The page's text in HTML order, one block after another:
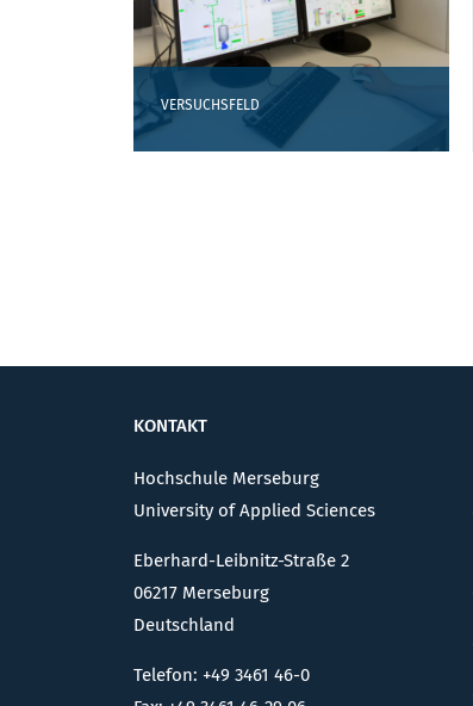
VERSUCHSFELD
KONTAKT
Hochschule Merseburg
University of Applied Sciences
Eberhard-Leibnitz-Straße 2
06217 Merseburg
Deutschland
Telefon: +49 3461 46-0